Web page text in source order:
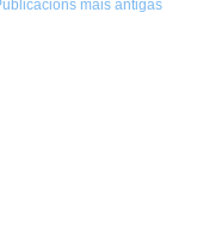
máis antigas